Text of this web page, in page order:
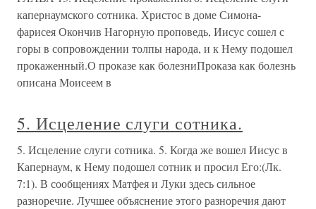
капернаумского сотника. Христос в доме Симона-
фарисея Окончив Нагорную проповедь, Иисус сошел с
горы в сопровождении толпы народа, и к Нему подошел
прокаженный.О проказе как болезниПроказа как болезнь
описана Моисеем в
5. Исцеление слуги сотника.
5. Исцеление слуги сотника. 5. Когда же вошел Иисус в
Капернаум, к Нему подошел сотник и просил Его:(Лк.
7:1). В сообщениях Матфея и Луки здесь сильное
разноречие. Лучшее объяснение этого разноречия дают